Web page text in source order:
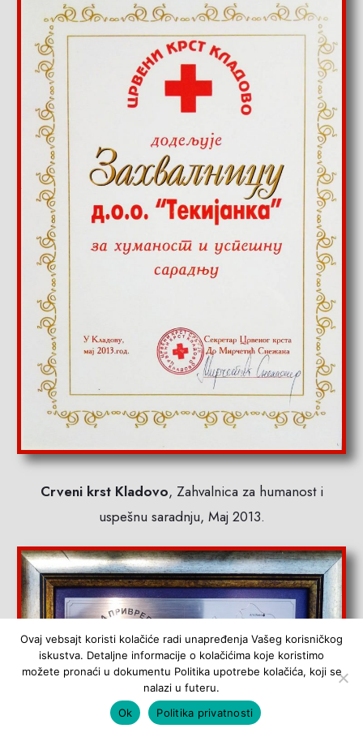
Crveni krst Kladovo, Zahvalnica za humanost i
uspešnu saradnju, Maj 2013.
Ovaj vebsajt koristi kolačiće radi unapređenja Vašeg korisničkog
iskustva. Detaljne informacije o kolačićima koje koristimo
možete pronaći u dokumentu Politika upotrebe kolačića, koji se
nalazi u futeru.
Ok
Politika privatnosti